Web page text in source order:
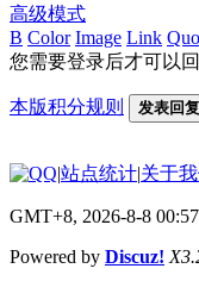
高级模式
B Color Image Link
您需要登录后才可以
本版积分规则 发表回复
|站点统计|关于
GMT+8, 2026-8-8 00:57
Powered by Discuz!